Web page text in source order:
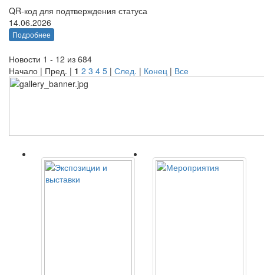
QR-код для подтверждения статуса
14.06.2026
Подробнее
Новости 1 - 12 из 684
Начало | Пред. | 1 2 3 4 5 | След. | Конец | Все